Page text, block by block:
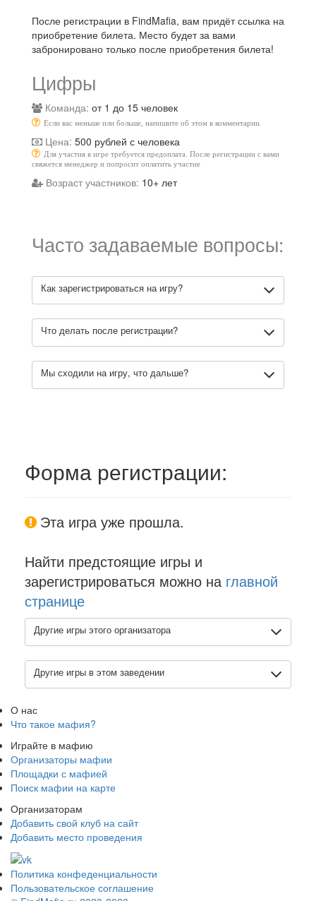
После регистрации в FindMafia, вам придёт ссылка на
приобретение билета. Место будет за вами
забронировано только после приобретения билета!
Цифры
Команда: от 1 до 15 человек
Если вас меньше или больше, напишите об этом в комментарии.
Цена: 500 рублей с человека
Для участия в игре требуется предоплата. После регистрации с вами
свяжется менеджер и попросит оплатить участие
Возраст участников: 10+ лет
Часто задаваемые вопросы:
Как зарегистрироваться на игру?
Что делать после регистрации?
Мы сходили на игру, что дальше?
Форма регистрации:
Эта игра уже прошла.
Найти предстоящие игры и
зарегистрироваться можно на главной
странице
Другие игры этого организатора
Другие игры в этом заведении
О нас
Что такое мафия?
Играйте в мафию
Организаторы мафии
Площадки с мафией
Поиск мафии на карте
Организаторам
Добавить свой клуб на сайт
Добавить место проведения
Политика конфеденциальности
Пользовательское соглашение